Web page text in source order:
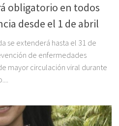
obligatorio en todos
desde el 1 de abril
se extenderá hasta el 31 de
de enfermedades
mayor circulación viral durante